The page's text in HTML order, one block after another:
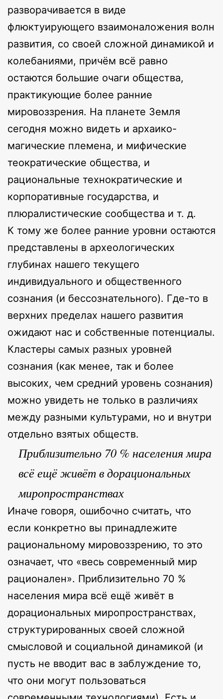
разворачивается в виде
флюктуирующего взаимоналожения волн
развития, со своей сложной динамикой и
колебаниями, причём всё равно
остаются большие очаги общества,
практикующие более ранние
мировоззрения. На планете Земля
сегодня можно видеть и архаико-
магические племена, и мифические
теократические общества, и
рациональные технократические и
корпоративные государства, и
плюралистические сообщества и т. д.
К тому же более ранние уровни остаются
представлены в археологических
глубинах нашего текущего
индивидуального и общественного
сознания (и бессознательного). Где-то в
верхних пределах нашего развития
ожидают нас и собственные потенциалы.
Кластеры самых разных уровней
сознания (как менее, так и более
высоких, чем средний уровень сознания)
можно увидеть не только в различиях
между разными культурами, но и внутри
отдельно взятых обществ.
Приблизительно 70 % населения мира
всё ещё живёт в дорациональных
миропространствах
Иначе говоря, ошибочно считать, что
если конкретно вы принадлежите
рациональному мировоззрению, то это
означает, что «весь современный мир
рационален». Приблизительно 70 %
населения мира всё ещё живёт в
дорациональных миропространствах,
структурированных своей сложной
смысловой и социальной динамикой (и
пусть не вводит вас в заблуждение то,
что они могут пользоваться